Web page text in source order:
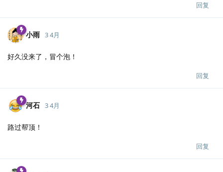
回复
小雨 3 4月
好久没来了，冒个泡！
回复
河石 3 4月
路过帮顶！
回复